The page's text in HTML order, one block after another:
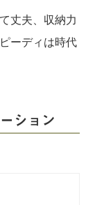
丈夫、収納力
ーディは時代
ション